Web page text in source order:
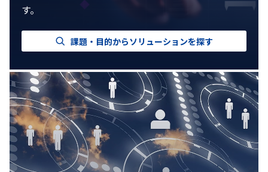
す。
課題・目的からソリューションを探す